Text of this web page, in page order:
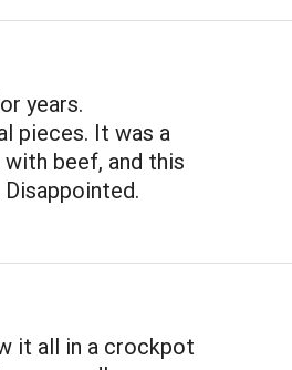
years.
pieces. It was a
beef, and this
it all in a crockpot